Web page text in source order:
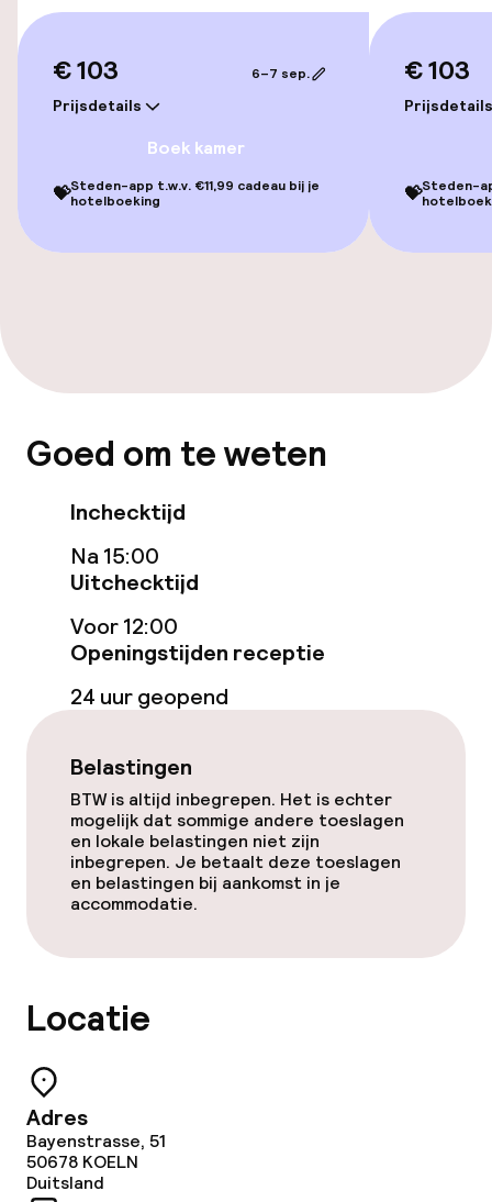
Massage
Fitnessruimte / gym
Entertainment
Terras
Game-kamer
Eet- en drinkgelegenheden
Restaurant
Eet- en drinkdiensten
Roomservice
Faciliteiten en diensten voor kinderen
Wasservice
Zakelijke faciliteiten
€ 103
Prijsdetails
6–7 sep.
Boek kamer
💝Steden-app t.w.v. €11,99 cadeau bij je
hotelboeking
€ 103
Prijsdetails
💝Steden-
Goed om te weten
Inchecktijd
Na 15:00
Uitchecktijd
Voor 12:00
Openingstijden receptie
24 uur geopend
Belastingen
BTW is altijd inbegrepen. Het is echter
mogelijk dat sommige andere toeslagen
en lokale belastingen niet zijn
inbegrepen. Je betaalt deze toeslagen
en belastingen bij aankomst in je
accommodatie.
Locatie
Adres
Bayenstrasse, 51
50678 KOELN
Duitsland